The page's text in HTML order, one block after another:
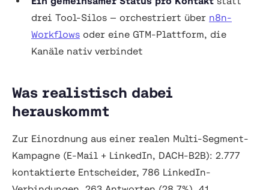
drei Tool-Silos — orchestriert über n8n-
Workflows oder eine GTM-Plattform, die
Kanäle nativ verbindet
Was realistisch dabei
herauskommt
Zur Einordnung aus einer realen Multi-Segment-
Kampagne (E-Mail + LinkedIn, DACH-B2B): 2.777
kontaktierte Entscheider, 786 LinkedIn-